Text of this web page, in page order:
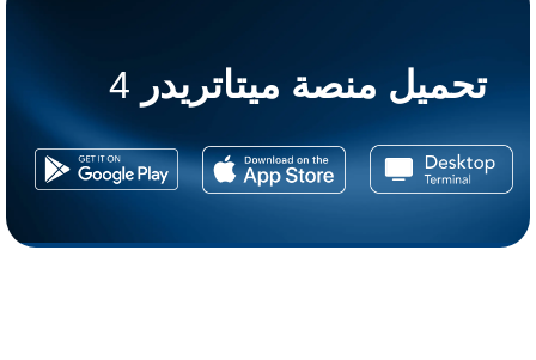
تحميل منصة ميتاتريدر